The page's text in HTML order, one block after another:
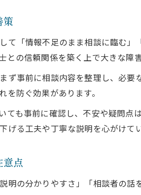
策
て「情報不足のまま相談に臨む
の信頼関係を築く上で大きな障害
ず事前に相談内容を整理し、必
を防ぐ効果があります。
ても事前に確認し、不安や疑問
げる工夫や丁寧な説明を心がけて
意点
明の分かりやすさ」「相談者の話